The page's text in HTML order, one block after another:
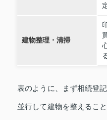
建物整理・清掃
表のように、まず相続登
並行して建物を整えるこ